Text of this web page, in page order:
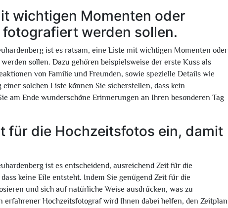
wichtigen Momenten oder
werden sollen.
ist es ratsam, eine Liste mit wichtigen Momenten oder
sollen. Dazu gehören beispielsweise der erste Kuss als
von Familie und Freunden, sowie spezielle Details wie
solchen Liste können Sie sicherstellen, dass kein
am Ende wunderschöne Erinnerungen an Ihren besonderen Tag
für die Hochzeitsfotos ein, damit
ist es entscheidend, ausreichend Zeit für die
keine Eile entsteht. Indem Sie genügend Zeit für die
und sich auf natürliche Weise ausdrücken, was zu
Hochzeitsfotograf wird Ihnen dabei helfen, den Zeitplan